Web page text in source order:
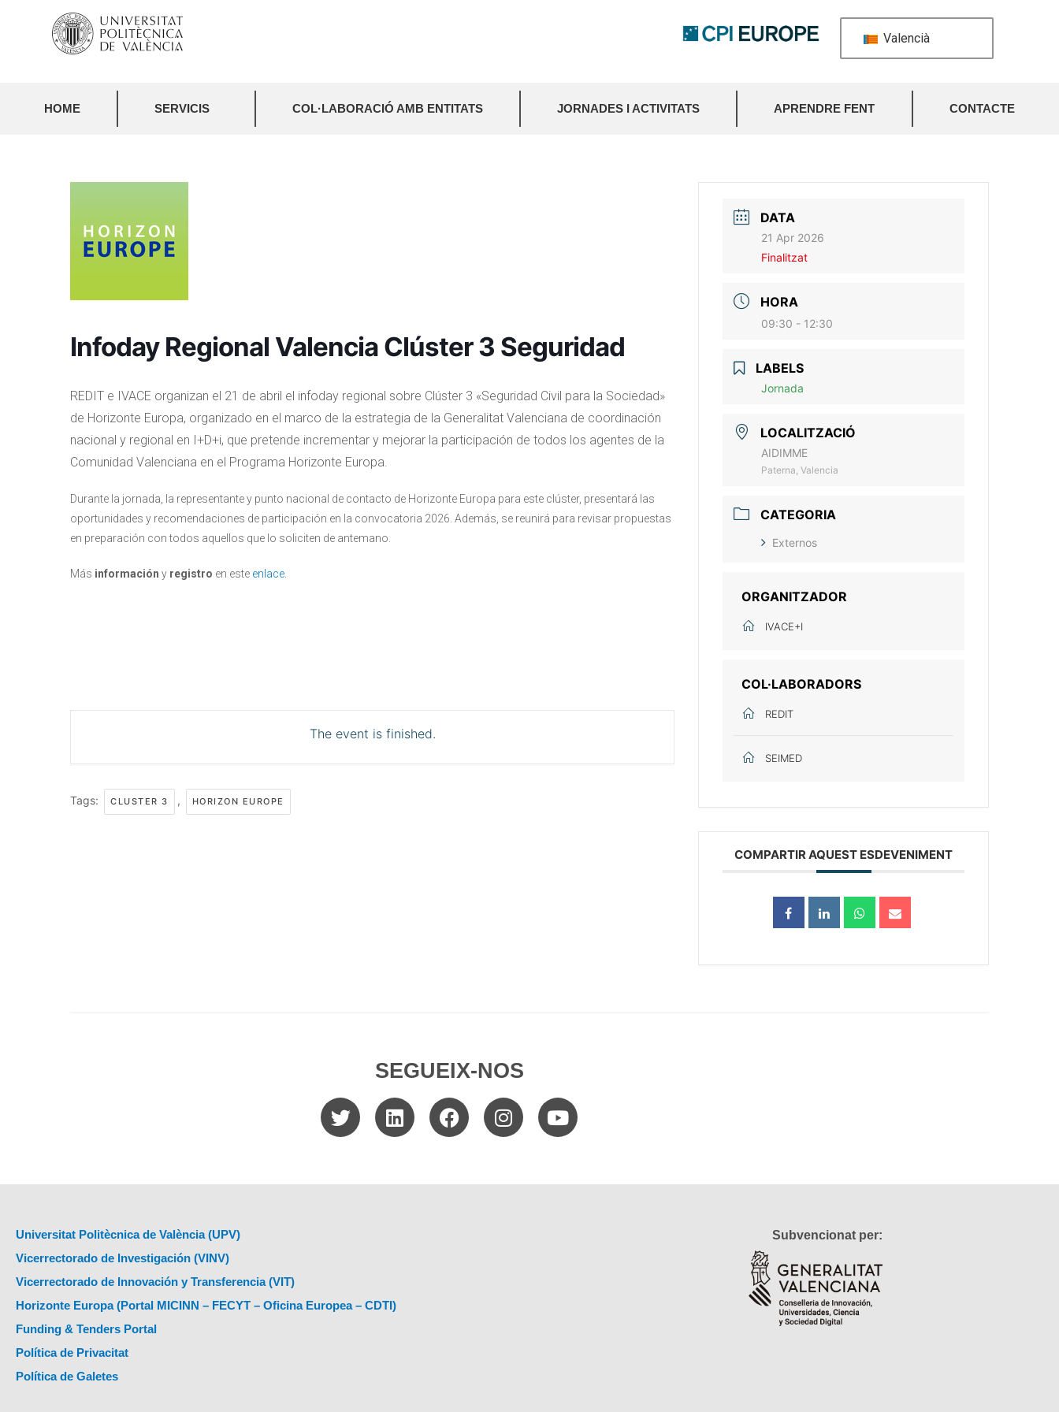
Valencià
HOME SERVICIS COL·LABORACIÓ AMB ENTITATS JORNADES I ACTIVITATS APRENDRE FENT CONTACTE
Infoday Regional Valencia Clúster 3 Seguridad
REDIT e IVACE organizan el 21 de abril el infoday regional sobre Clúster 3 «Seguridad Civil para la Sociedad»
de Horizonte Europa, organizado en el marco de la estrategia de la Generalitat Valenciana de coordinación
nacional y regional en I+D+i, que pretende incrementar y mejorar la participación de todos los agentes de la
Comunidad Valenciana en el Programa Horizonte Europa.
Durante la jornada, la representante y punto nacional de contacto de Horizonte Europa para este clúster, presentará las
oportunidades y recomendaciones de participación en la convocatoria 2026. Además, se reunirá para revisar propuestas
en preparación con todos aquellos que lo soliciten de antemano.
Más información y registro en este enlace
The event is finished.
Tags: CLUSTER 3 , HORIZON EUROPE
DATA
21 Apr 2026
Finalitzat
HORA
09:30 - 12:30
LABELS
Jornada
LOCALITZACIÓ
AIDIMME
Paterna, Valencia
CATEGORIA
Externos
ORGANITZADOR
IVACE+I
COL·LABORADORS
REDIT
SEIMED
COMPARTIR AQUEST ESDEVENIMENT
SEGUEIX-NOS
Universitat Politècnica de València (UPV)
Vicerrectorado de Investigación (VINV)
Vicerrectorado de Innovación y Transferencia (VIT)
Horizonte Europa (Portal MICINN – FECYT – Oficina Europea – CDTI)
Funding & Tenders Portal
Política de Privacitat
Política de Galetes
Subvencionat per: